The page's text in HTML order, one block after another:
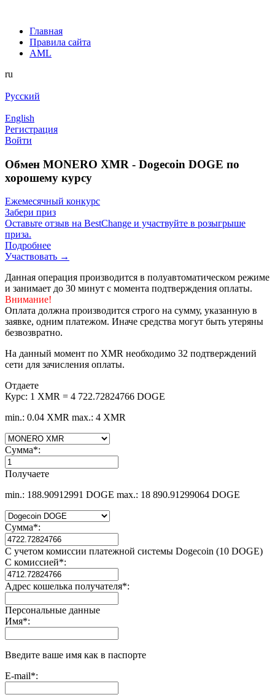
Главная
Правила сайта
AML
ru
Русский
English
Регистрация
Войти
Обмен MONERO XMR - Dogecoin DOGE по
хорошему курсу
Ежемесячный конкурс
Забери приз
Оставьте отзыв на BestChange и участвуйте в розыгрыше
приза.
Подробнее
Участвовать →
Данная операция производится в полуавтоматическом режиме
и занимает до 30 минут с момента подтверждения оплаты.
Внимание!
Оплата должна производится строго на сумму, указанную в
заявке, одним платежом. Иначе средства могут быть утеряны
безвозвратно.
На данный момент по XMR необходимо 32 подтверждений
сети для зачисления оплаты.
Отдаете
Курс: 1 XMR = 4 722.72824766 DOGE
min.: 0.04 XMR max.: 4 XMR
Сумма*:
Получаете
min.: 188.90912991 DOGE max.: 18 890.91299064 DOGE
Сумма*:
С учетом комиссии платежной системы Dogecoin (10 DOGE)
С комиссией*:
Адрес кошелька получателя*:
Персональные данные
Имя*:
Введите ваше имя как в паспорте
E-mail*: